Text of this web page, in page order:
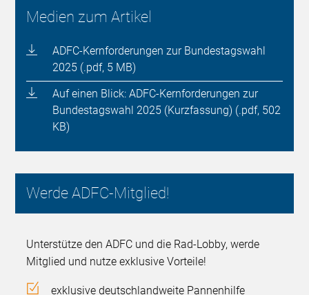
Medien zum Artikel
ADFC-Kernforderungen zur Bundestagswahl
2025 (.pdf, 5 MB)
Auf einen Blick: ADFC-Kernforderungen zur
Bundestagswahl 2025 (Kurzfassung) (.pdf, 502
KB)
Werde ADFC-Mitglied!
Unterstütze den ADFC und die Rad-Lobby, werde
Mitglied und nutze exklusive Vorteile!
exklusive deutschlandweite Pannenhilfe